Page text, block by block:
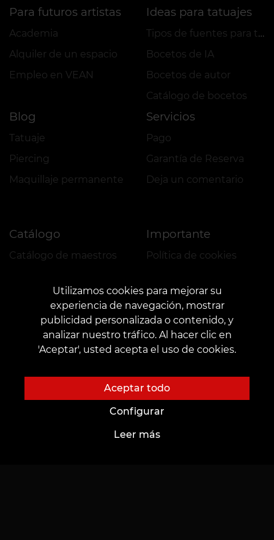
Para futuros artistas
Academia
Alquiler de un espacio
Empleo en VEAN
Ideas para tatuajes
Tipos de fuentes para tatuajes
Bocetos de IA
Bocetos de autor
Сatálogo de bocetos
Blog
Tatuaje
Piercing
Maquillaje permanente
Servicios
Pago
Garantía de Reserva
Deja un comentario
Catálogo
Catálogo de maestros
Tatuaje superior
Importante
Política de cookies
Póngase en contacto con nosotros:customers@vean-tattoo.es
Utilizamos cookies para mejorar su
experiencia de navegación, mostrar
publicidad personalizada o contenido, y
analizar nuestro tráfico. Al hacer clic en
'Aceptar', usted acepta el uso de cookies.
Aceptar todo
Configurar
Leer más